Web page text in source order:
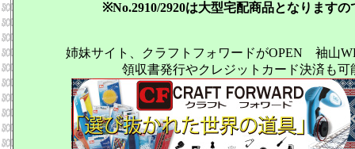
※No.2910/2920は大型宅配商品となります
姉妹サイト、クラフトフォワードがOPEN 袖山
領収書発行やクレジットカード決済も